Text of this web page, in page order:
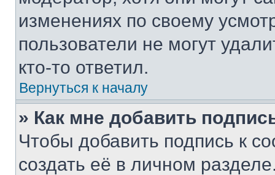
изменениях по своему
пользователи не могут
кто-то ответил.
Вернуться к началу
» Как мне добавить
Чтобы добавить подпись к
создать её в личном